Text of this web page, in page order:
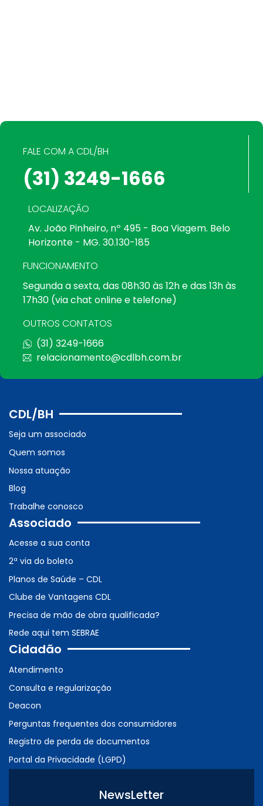
FALE COM A CDL/BH
(31) 3249-1666
LOCALIZAÇÃO
Av. João Pinheiro, nº 495 - Boa Viagem. Belo
Horizonte - MG. 30.130-185
FUNCIONAMENTO
Segunda a sexta, das 08h30 às 12h e das 13h às
17h30 (via chat online e telefone)
OUTROS CONTATOS
(31) 3249-1666
relacionamento@cdlbh.com.br
CDL/BH
Seja um associado
Quem somos
Nossa atuação
Blog
Trabalhe conosco
Associado
Acesse a sua conta
2ª via do boleto
Planos de Saúde – CDL
Clube de Vantagens CDL
Precisa de mão de obra qualificada?
Rede aqui tem SEBRAE
Cidadão
Atendimento
Consulta e regularização
Deacon
Perguntas frequentes dos consumidores
Registro de perda de documentos
Portal da Privacidade (LGPD)
NewsLetter